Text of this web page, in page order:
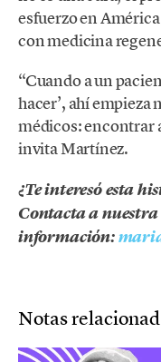
esfuerzo en
con medicina
“Cuando a un
hacer’, ahí
médicos: encontrar
invita Martínez.
¿Te interesó esta
Contacta a
información:
Notas